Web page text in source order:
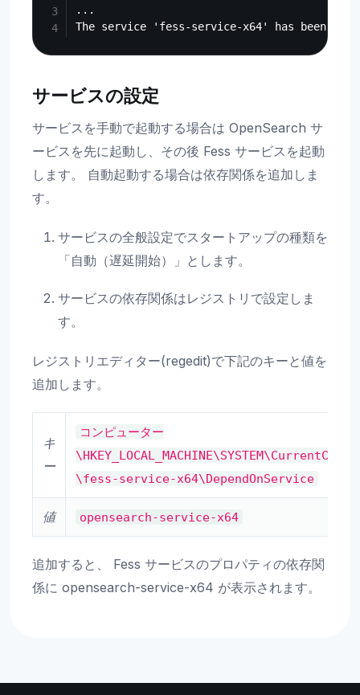
...
サービスの設定
サービスを手動で起動する場合は OpenSearch サ
ービスを先に起動し、その後 Fess サービスを起動
します。 自動起動する場合は依存関係を追加しま
す。
サービスの全般設定でスタートアップの種類を
「自動（遅延開始）」とします。
サービスの依存関係はレジストリで設定しま
す。
レジストリエディター(regedit)で下記のキーと値を
追加します。
キ
ー
コンピューター
\fess-service-x64\DependOnService
値 opensearch-service-x64
追加すると、 Fess サービスのプロパティの依存関
係に opensearch-service-x64 が表示されます。